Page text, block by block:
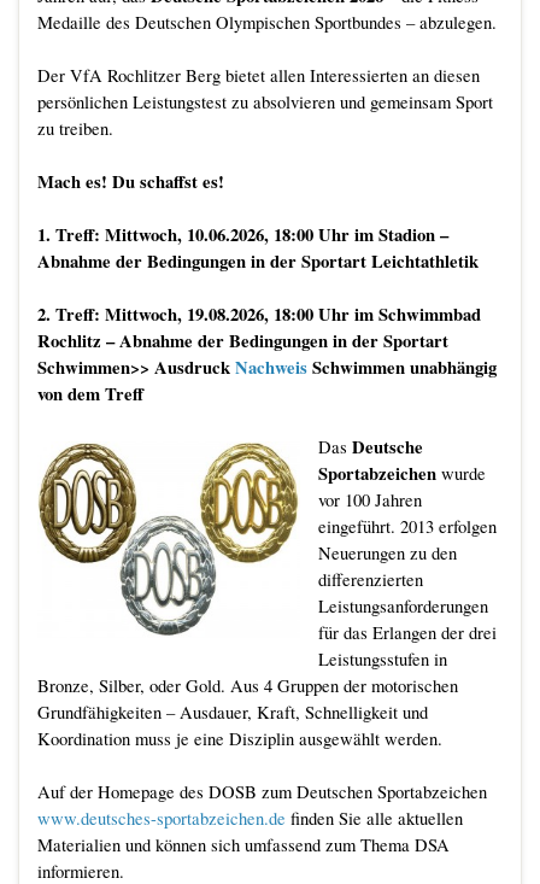
Medaille des Deutschen Olympischen Sportbundes – abzulegen.
Der VfA Rochlitzer Berg bietet allen Interessierten an diesen
persönlichen Leistungstest zu absolvieren und gemeinsam Sport
zu treiben.
Mach es! Du schaffst es!
1. Treff: Mittwoch, 10.06.2026, 18:00 Uhr im Stadion –
Abnahme der Bedingungen in der Sportart Leichtathletik
2. Treff: Mittwoch, 19.08.2026, 18:00 Uhr im Schwimmbad
Rochlitz – Abnahme der Bedingungen in der Sportart
Schwimmen>> AusdruckNachweisSchwimmen unabhängig
von dem Treff
Das Deutsche
Sportabzeichenwurde
vor 100 Jahren
eingeführt. 2013 erfolgen
Neuerungen zu den
differenzierten
Leistungsanforderungen
für das Erlangen der drei
Leistungsstufen in
Bronze, Silber, oder Gold. Aus 4 Gruppen der motorischen
Grundfähigkeiten – Ausdauer, Kraft, Schnelligkeit und
Koordination muss je eine Disziplin ausgewählt werden.
Auf der Homepage des DOSB zum Deutschen Sportabzeichen
www.deutsches-sportabzeichen.de finden Sie alle aktuellen
Materialien und können sich umfassend zum Thema DSA
informieren.